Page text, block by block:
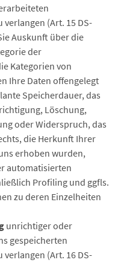
(Art. 15 DS-
Auskunft über die
der
Kategorien von
Ihre Daten offengelegt
Speicherdauer, das
Löschung,
oder Widerspruch, das
die Herkunft Ihrer
erhoben wurden,
automatisierten
Profiling und ggfls.
zu deren Einzelheiten
unrichtiger oder
gespeicherten
(Art. 16 DS-